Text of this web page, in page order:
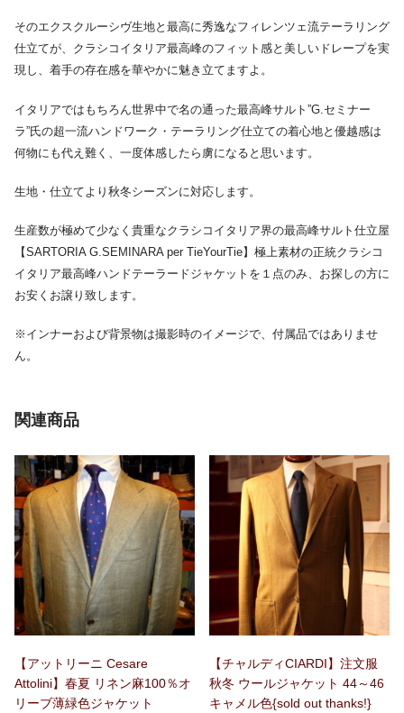
そのエクスクルーシヴ生地と最高に秀逸なフィレンツェ流テーラリング
仕立てが、クラシコイタリア最高峰のフィット感と美しいドレープを実
現し、着手の存在感を華やかに魅き立てますよ。
イタリアではもちろん世界中で名の通った最高峰サルト”G.セミナー
ラ”氏の超一流ハンドワーク・テーラリング仕立ての着心地と優越感は
何物にも代え難く、一度体感したら虜になると思います。
生地・仕立てより秋冬シーズンに対応します。
生産数が極めて少なく貴重なクラシコイタリア界の最高峰サルト仕立屋
【SARTORIA G.SEMINARA per TieYourTie】極上素材の正統クラシコ
イタリア最高峰ハンドテーラードジャケットを１点のみ、お探しの方に
お安くお譲り致します。
※インナーおよび背景物は撮影時のイメージで、付属品ではありませ
ん。
関連商品
【アットリーニ Cesare
Attolini】春夏 リネン麻100％オ
リーブ薄緑色ジャケット
【チャルディCIARDI】注文服
秋冬 ウールジャケット 44～46
キャメル色{sold out thanks!}